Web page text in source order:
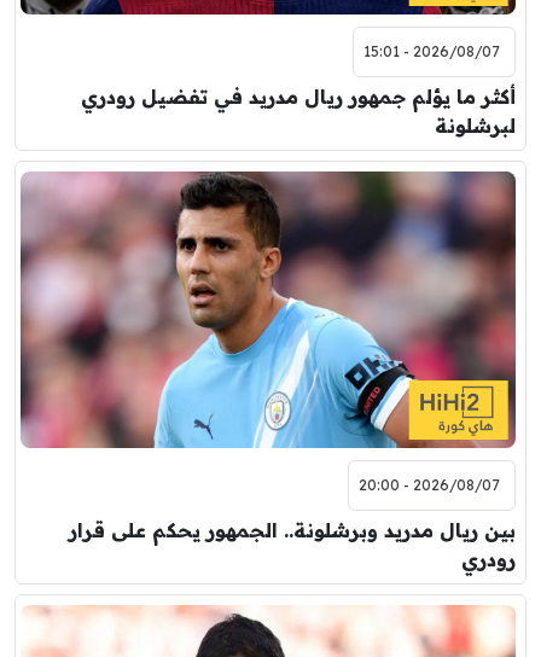
2026/08/07 - 15:01
أكثر ما يؤلم جمهور ريال مدريد في تفضيل رودري
لبرشلونة
2026/08/07 - 20:00
بين ريال مدريد وبرشلونة.. الجمهور يحكم على قرار
رودري